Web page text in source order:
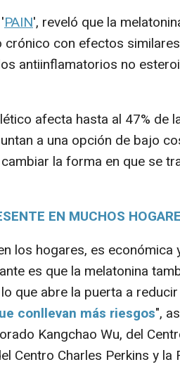
PAIN', reveló que la
con efectos
antiinflamatorios no
afecta hasta al 47% de
a una opción de bajo
la forma en que se
EN MUCHOS
los hogares, es económica
es que la melatonina
que abre la puerta a
conllevan más riesgos",
Kangchao Wu, del
Centro Charles Perkins y la